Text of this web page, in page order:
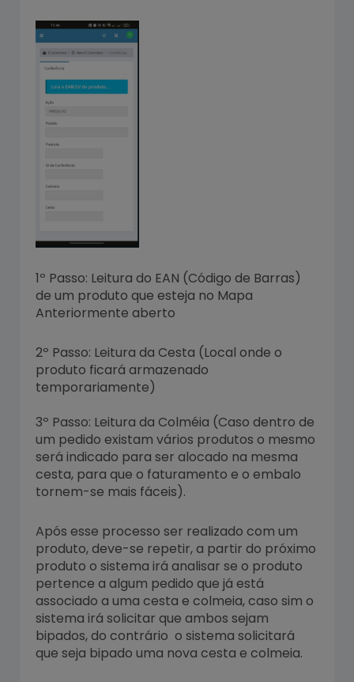
1º Passo: Leitura do EAN (Código de Barras)
de um produto que esteja no Mapa
Anteriormente aberto
2º Passo: Leitura da Cesta (Local onde o
produto ficará armazenado
temporariamente)
3º Passo: Leitura da Colméia (Caso dentro de
um pedido existam vários produtos o mesmo
será indicado para ser alocado na mesma
cesta, para que o faturamento e o embalo
tornem-se mais fáceis).
Após esse processo ser realizado com um
produto, deve-se repetir, a partir do próximo
produto o sistema irá analisar se o produto
pertence a algum pedido que já está
associado a uma cesta e colmeia, caso sim o
sistema irá solicitar que ambos sejam
bipados, do contrário o sistema solicitará
que seja bipado uma nova cesta e colmeia.